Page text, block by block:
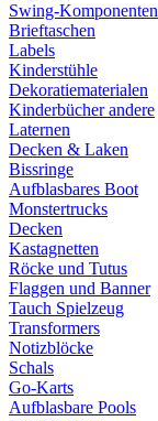
Swing-Komponenten
Brieftaschen
Labels
Kinderstühle
Dekoratiematerialen
Kinderbücher andere
Laternen
Decken & Laken
Bissringe
Aufblasbares Boot
Monstertrucks
Decken
Kastagnetten
Röcke und Tutus
Flaggen und Banner
Tauch Spielzeug
Transformers
Notizblöcke
Schals
Go-Karts
Aufblasbare Pools